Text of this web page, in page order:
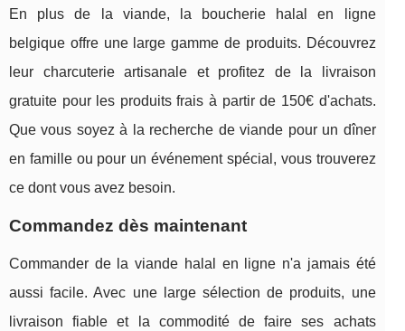
En plus de la viande, la boucherie halal en ligne
belgique offre une large gamme de produits. Découvrez
leur charcuterie artisanale et profitez de la livraison
gratuite pour les produits frais à partir de 150€ d'achats.
Que vous soyez à la recherche de viande pour un dîner
en famille ou pour un événement spécial, vous trouverez
ce dont vous avez besoin.
Commandez dès maintenant
Commander de la viande halal en ligne n'a jamais été
aussi facile. Avec une large sélection de produits, une
livraison fiable et la commodité de faire ses achats